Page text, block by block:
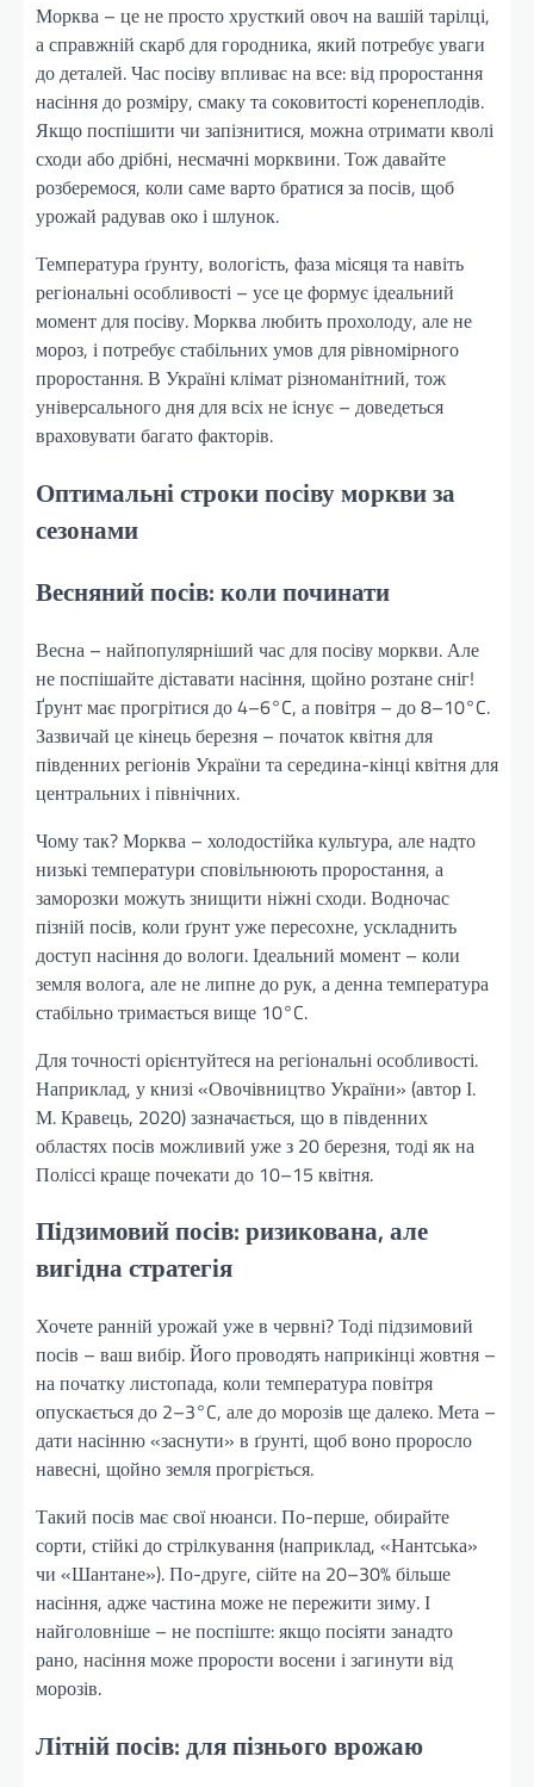
Морква – це не просто хрусткий овоч на вашій тарілці,
а справжній скарб для городника, який потребує уваги
до деталей. Час посіву впливає на все: від проростання
насіння до розміру, смаку та соковитості коренеплодів.
Якщо поспішити чи запізнитися, можна отримати кволі
сходи або дрібні, несмачні морквини. Тож давайте
розберемося, коли саме варто братися за посів, щоб
урожай радував око і шлунок.
Температура ґрунту, вологість, фаза місяця та навіть
регіональні особливості – усе це формує ідеальний
момент для посіву. Морква любить прохолоду, але не
мороз, і потребує стабільних умов для рівномірного
проростання. В Україні клімат різноманітний, тож
універсального дня для всіх не існує – доведеться
враховувати багато факторів.
Оптимальні строки посіву моркви за
сезонами
Весняний посів: коли починати
Весна – найпопулярніший час для посіву моркви. Але
не поспішайте діставати насіння, щойно розтане сніг!
Ґрунт має прогрітися до 4–6°C, а повітря – до 8–10°C.
Зазвичай це кінець березня – початок квітня для
південних регіонів України та середина-кінці квітня для
центральних і північних.
Чому так? Морква – холодостійка культура, але надто
низькі температури сповільнюють проростання, а
заморозки можуть знищити ніжні сходи. Водночас
пізній посів, коли ґрунт уже пересохне, ускладнить
доступ насіння до вологи. Ідеальний момент – коли
земля волога, але не липне до рук, а денна температура
стабільно тримається вище 10°C.
Для точності орієнтуйтеся на регіональні особливості.
Наприклад, у книзі «Овочівництво України» (автор І.
М. Кравець, 2020) зазначається, що в південних
областях посів можливий уже з 20 березня, тоді як на
Поліссі краще почекати до 10–15 квітня.
Підзимовий посів: ризикована, але
вигідна стратегія
Хочете ранній урожай уже в червні? Тоді підзимовий
посів – ваш вибір. Його проводять наприкінці жовтня –
на початку листопада, коли температура повітря
опускається до 2–3°C, але до морозів ще далеко. Мета –
дати насінню «заснути» в ґрунті, щоб воно проросло
навесні, щойно земля прогріється.
Такий посів має свої нюанси. По-перше, обирайте
сорти, стійкі до стрілкування (наприклад, «Нантська»
чи «Шантане»). По-друге, сійте на 20–30% більше
насіння, адже частина може не пережити зиму. І
найголовніше – не поспіште: якщо посіяти занадто
рано, насіння може прорости восени і загинути від
морозів.
Літній посів: для пізнього врожаю